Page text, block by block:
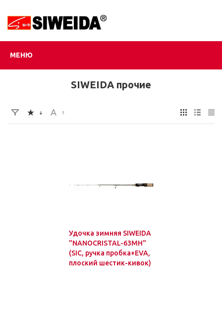
МЕНЮ
SIWEIDA прочие
Удочка зимняя SIWEIDA
"NANOCRISTAL-63MH"
(SIC, ручка пробка+EVA,
плоский шестик-кивок)